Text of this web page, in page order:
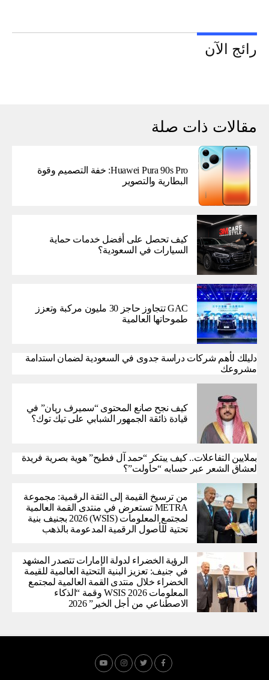
رائج الآن
مقالات ذات صلة
Huawei Pura 90s Pro: خفة التصميم وقوة
البطارية والتصوير
كيف تحصل على أفضل خدمات حماية
السيارات في السعودية؟
GAC تتجاوز حاجز 30 مليون مركبة وتعزز
طموحاتها العالمية
دليلك لأهم شركات دراسة جدوى في السعودية لضمان استدامة
مشروعك
كيف نجح صانع المحتوى “سميرف ريان” في
قيادة ذائقة الجمهور الشبابي على تيك توك؟
بملايين التفاعلات.. كيف يبتكر “حمد آل فطيح” هوية بصرية فريدة
لعشاق الشعر عبر حسابه “حاولت”؟
من ترسيخ القيمة إلى الثقة الرقمية: مجموعة
METRA تستعرض في منتدى القمة العالمية
لمجتمع المعلومات (WSIS) 2026 بجنيف بنية
تحتية للأصول الرقمية المدعومة بالذهب
الرؤية الخضراء لدولة الإمارات تتصدر المشهد
في جنيف: تعزيز البنية التحتية العالمية للقيمة
الخضراء خلال منتدى القمة العالمية لمجتمع
المعلومات WSIS 2026 وقمة “الذكاء
الاصطناعي من أجل الخير” 2026